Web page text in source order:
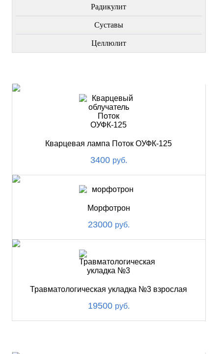
Радикулит
Суставы
Целлюлит
Кварцевая лампа Поток ОУФК-125
3400 руб.
Морфотрон
23000 руб.
Травматологическая укладка №3 взрослая
19500 руб.